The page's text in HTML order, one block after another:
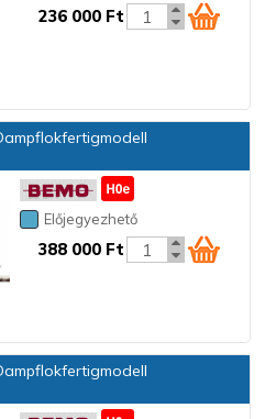
236 000 Ft
Előjegyezhető
388 000 Ft